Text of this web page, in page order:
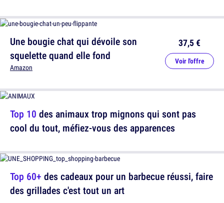
Une bougie chat qui dévoile son
squelette quand elle fond
Amazon
37,5 €
Voir l'offre
Top 60+ des cadeaux pour un barbecue réussi, faire
des grillades c'est tout un art
Top 10 des animaux trop mignons qui sont pas
cool du tout, méfiez-vous des apparences